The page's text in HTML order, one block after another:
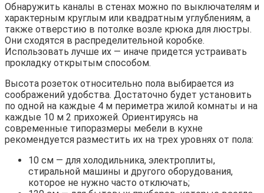
Обнаружить каналы в стенах можно по выключателям и
характерным круглым или квадратным углублениям, а
также отверстию в потолке возле крюка для люстры.
Они сходятся в распределительной коробке.
Использовать лучше их — иначе придется устраивать
прокладку открытым способом.
Высота розеток относительно пола выбирается из
соображений удобства. Достаточно будет установить
по одной на каждые 4 м периметра жилой комнаты и на
каждые 10 м 2 прихожей. Ориентируясь на
современные типоразмеры мебели в кухне
рекомендуется разместить их на трех уровнях от пола:
10 см — для холодильника, электроплиты,
стиральной машины и другого оборудования,
которое не нужно часто отключать;